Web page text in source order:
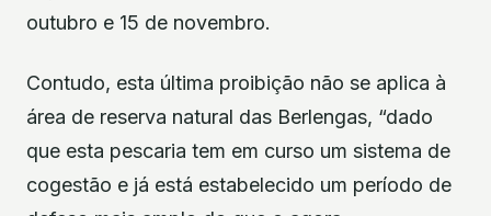
outubro e 15 de novembro.
Contudo, esta última proibição não se aplica à
área de reserva natural das Berlengas, “dado
que esta pescaria tem em curso um sistema de
cogestão e já está estabelecido um período de